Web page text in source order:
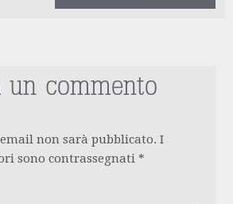
un commento
non sarà pubblicato. I
sono contrassegnati *